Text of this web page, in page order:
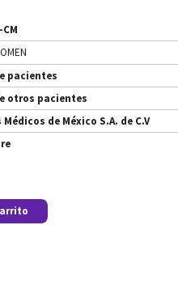
pacientes
otros pacientes
de México S.A. de C.V